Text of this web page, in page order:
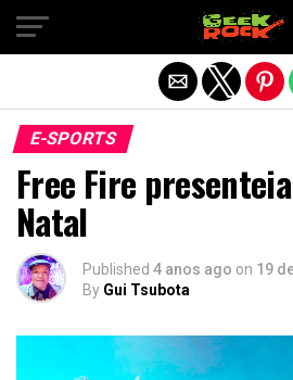
E-SPORTS
Free Fire
Natal
Published 4 anos ago on 19
By Gui Tsubota
Sair da versão